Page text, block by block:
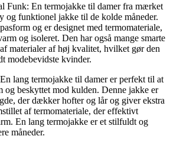
Funk: En termojakke til damer fra mærket
og funktionel jakke til de kolde måneder.
og er designet med termomateriale,
og isoleret. Den har også mange smarte
materialer af høj kvalitet, hvilket gør den
modebevidste kvinder.
lang termojakke til damer er perfekt til at
og beskyttet mod kulden. Denne jakke er
der dækker hofter og lår og giver ekstra
af termomateriale, der effektivt
En lang termojakke er et stilfuldt og
måneder.